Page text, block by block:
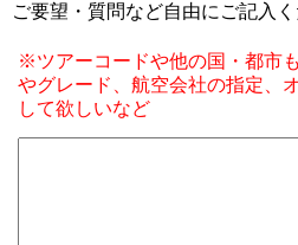
ご要望・質問など自由にご記入
※ツアーコードや他の国・都市
やグレード、航空会社の指定、
して欲しいなど